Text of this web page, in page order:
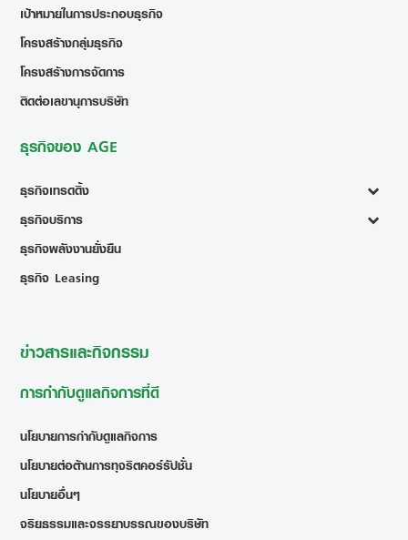
เป้าหมายในการประกอบธุรกิจ
โครงสร้างกลุ่มธุรกิจ
โครงสร้างการจัดการ
ติดต่อเลขานุการบริษัท
ธุรกิจของ AGE
ธุรกิจเทรดดิ้ง
ธุรกิจบริการ
ธุรกิจพลังงานยั่งยืน
ธุรกิจ Leasing
ข่าวสารและกิจกรรม
การกำกับดูแลกิจการที่ดี
นโยบายการกำกับดูแลกิจการ
นโยบายต่อต้านการทุจริตคอร์รัปชั่น
นโยบายอื่นๆ
จริยธรรมและจรรยาบรรณของบริษัท